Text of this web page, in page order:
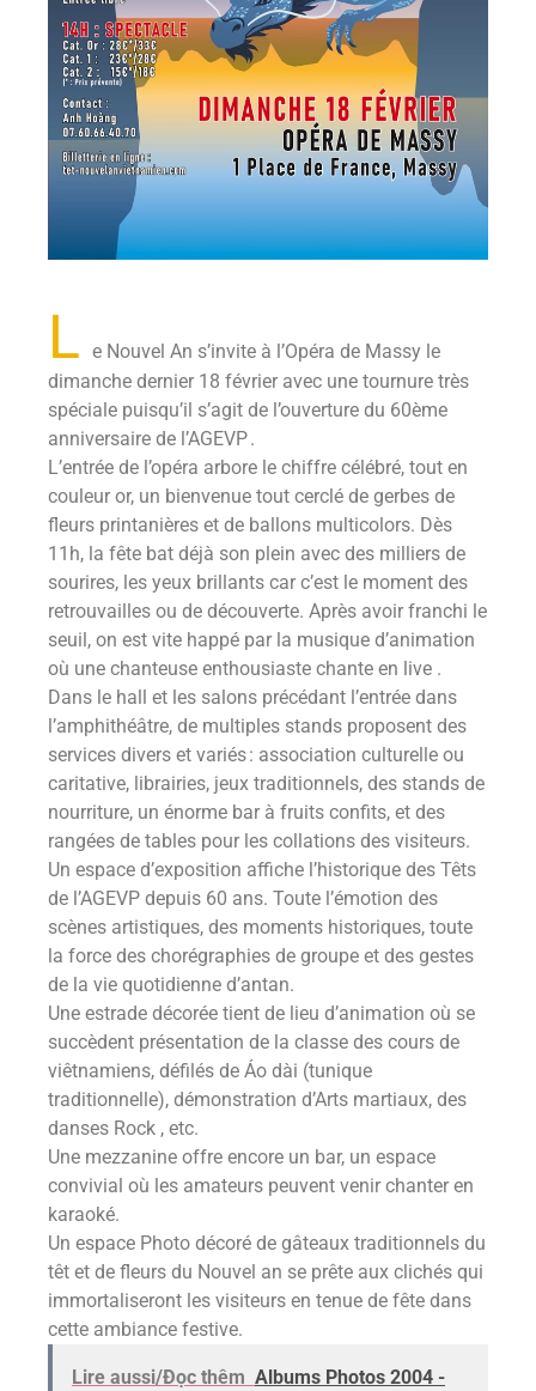
L e Nouvel An s’invite à l’Opéra de Massy le
dimanche dernier 18 février avec une tournure très
spéciale puisqu’il s’agit de l’ouverture du 60ème
anniversaire de l’AGEVP .
L’entrée de l’opéra arbore le chiffre célébré, tout en
couleur or, un bienvenue tout cerclé de gerbes de
fleurs printanières et de ballons multicolors. Dès
11h, la fête bat déjà son plein avec des milliers de
sourires, les yeux brillants car c’est le moment des
retrouvailles ou de découverte. Après avoir franchi le
seuil, on est vite happé par la musique d’animation
où une chanteuse enthousiaste chante en live .
Dans le hall et les salons précédant l’entrée dans
l’amphithéâtre, de multiples stands proposent des
services divers et variés : association culturelle ou
caritative, librairies, jeux traditionnels, des stands de
nourriture, un énorme bar à fruits confits, et des
rangées de tables pour les collations des visiteurs.
Un espace d’exposition affiche l’historique des Têts
de l’AGEVP depuis 60 ans. Toute l’émotion des
scènes artistiques, des moments historiques, toute
la force des chorégraphies de groupe et des gestes
de la vie quotidienne d’antan.
Une estrade décorée tient de lieu d’animation où se
succèdent présentation de la classe des cours de
viêtnamiens, défilés de Áo dài (tunique
traditionnelle), démonstration d’Arts martiaux, des
danses Rock , etc.
Une mezzanine offre encore un bar, un espace
convivial où les amateurs peuvent venir chanter en
karaoké.
Un espace Photo décoré de gâteaux traditionnels du
têt et de fleurs du Nouvel an se prête aux clichés qui
immortaliseront les visiteurs en tenue de fête dans
cette ambiance festive.
Lire aussi/Đọc thêm Albums Photos 2004 -